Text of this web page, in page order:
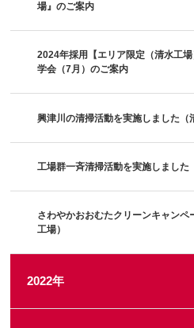
場』のご案内
2024年採用【エリア限定（清水工
学会（7月）のご案内
興津川の清掃活動を実施しました（
工場群一斉清掃活動を実施しました
さわやかおおむたクリーンキャンペ
工場）
2022年